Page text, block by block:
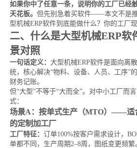
如果你中了任意一条，说明你的工厂已经
天花板。 但先别急着买软件——本文不是
型机械ERP软件到底能做什么？你的工厂
二、什么是大型机械ERP软
景对照
一句话定义： 大型机械ERP软件是面向离
统，核心解决“物料、设备、人员、工序”
财务记账。
但“大型”不等于“大而全”。对中小工厂而
式：
场景A：按单式生产（MTO）——适
的定制加工厂
工厂特征： 订单100%按客户需求设计，
单都不同，生产周期2–8周，图纸变更频繁